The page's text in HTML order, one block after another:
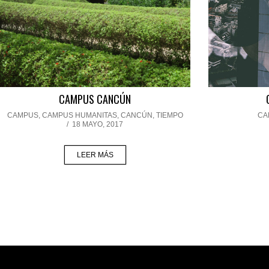
CAMPUS CANCÚN
CAMPUS, CAMPUS HUMANITAS, CANCÚN TIEMPO
/ 18 MAYO, 2017
LEER MÁS